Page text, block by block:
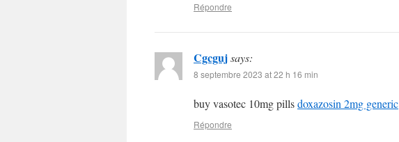
Répondre
Cgcgujsays:
8 septembre 2023 at 22 h 16 min
buy vasotec 10mg pillsdoxazosin 2mg generic
Répondre